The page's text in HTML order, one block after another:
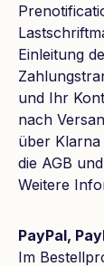
Einleitung
und Ihr
nach
über Klarna
die AGB
Weitere
PayPal,
Im